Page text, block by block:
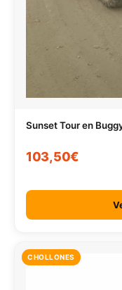
Sunset Tour en
103,50€
CHOLLONES